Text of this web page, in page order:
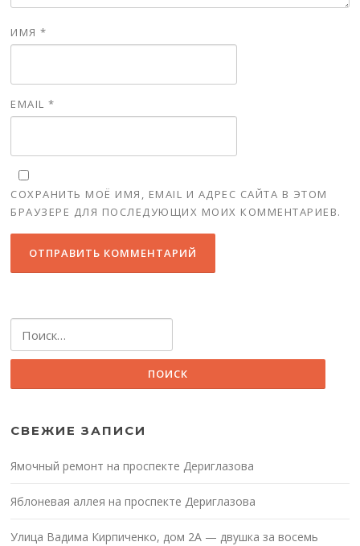
ИМЯ*
EMAIL*
СОХРАНИТЬ МОЁ ИМЯ, EMAIL И АДРЕС САЙТА В ЭТОМ
БРАУЗЕРЕ ДЛЯ ПОСЛЕДУЮЩИХ МОИХ КОММЕНТАРИЕВ.
СВЕЖИЕ ЗАПИСИ
Ямочный ремонт на проспекте Дериглазова
Яблоневая аллея на проспекте Дериглазова
Улица Вадима Кирпиченко, дом 2А — двушка за восемь